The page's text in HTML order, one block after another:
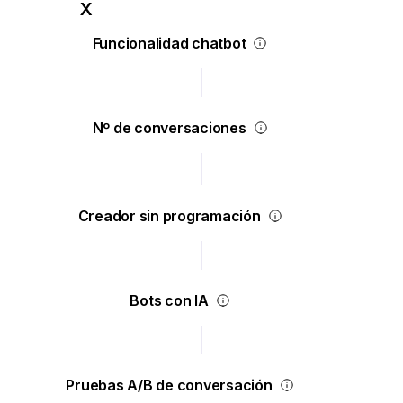
Funcionalidad chatbot
Nº de conversaciones
Creador sin programación
Bots con IA
Pruebas A/B de conversación